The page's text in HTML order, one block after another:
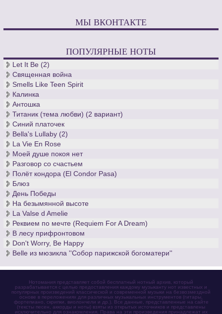
МЫ ВКОНТАКТЕ
ПОПУЛЯРНЫЕ НОТЫ
Let It Be (2)
Священная война
Smells Like Teen Spirit
Калинка
Антошка
Титаник (тема любви) (2 вариант)
Синий платочек
Bella's Lullaby (2)
La Vie En Rose
Моей душе покоя нет
Разговор со счастьем
Полёт кондора (El Condor Pasa)
Блюз
День Победы
На безымянной высоте
La Valse d Amelie
Реквием по мечте (Requiem For A Dream)
В лесу прифронтовом
Don't Worry, Be Happy
Belle из мюзикла ''Собор парижской богоматери''
Нотомания представляет собой бесплатный нотный архив, который
разрабатывается с целью предоставления каждому музыканту нот известных и
популярных произведений классической и современной музыки на безвозмездной
основе в переложениях для различных музыкальных инструментов (гитары,
фортепиано, скрипки, виолончели и др.). Все данные, представленные на сайте
(тексты песен, аккорды и ноты) взяты из открытых источников и представлены
исключительно для ознакомления. Права на эти произведения принадлежат их